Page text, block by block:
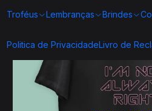
Troféus Lembranças Brindes
Politica de PrivacidadeLivro de